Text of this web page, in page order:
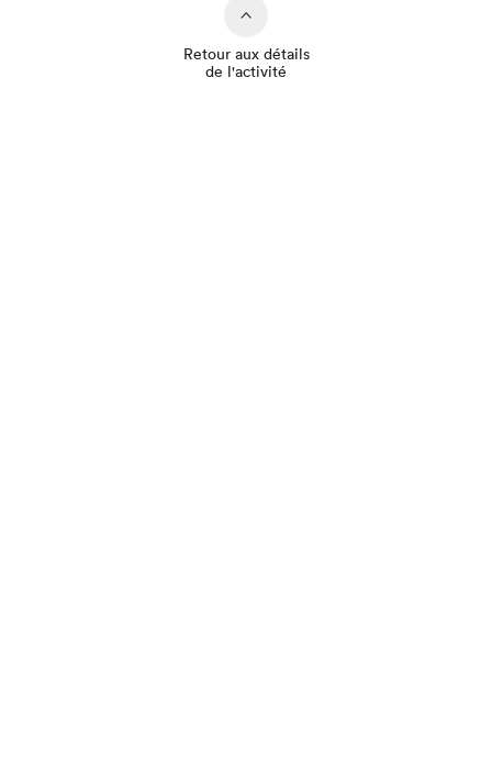
Retour aux détails
de l'activité